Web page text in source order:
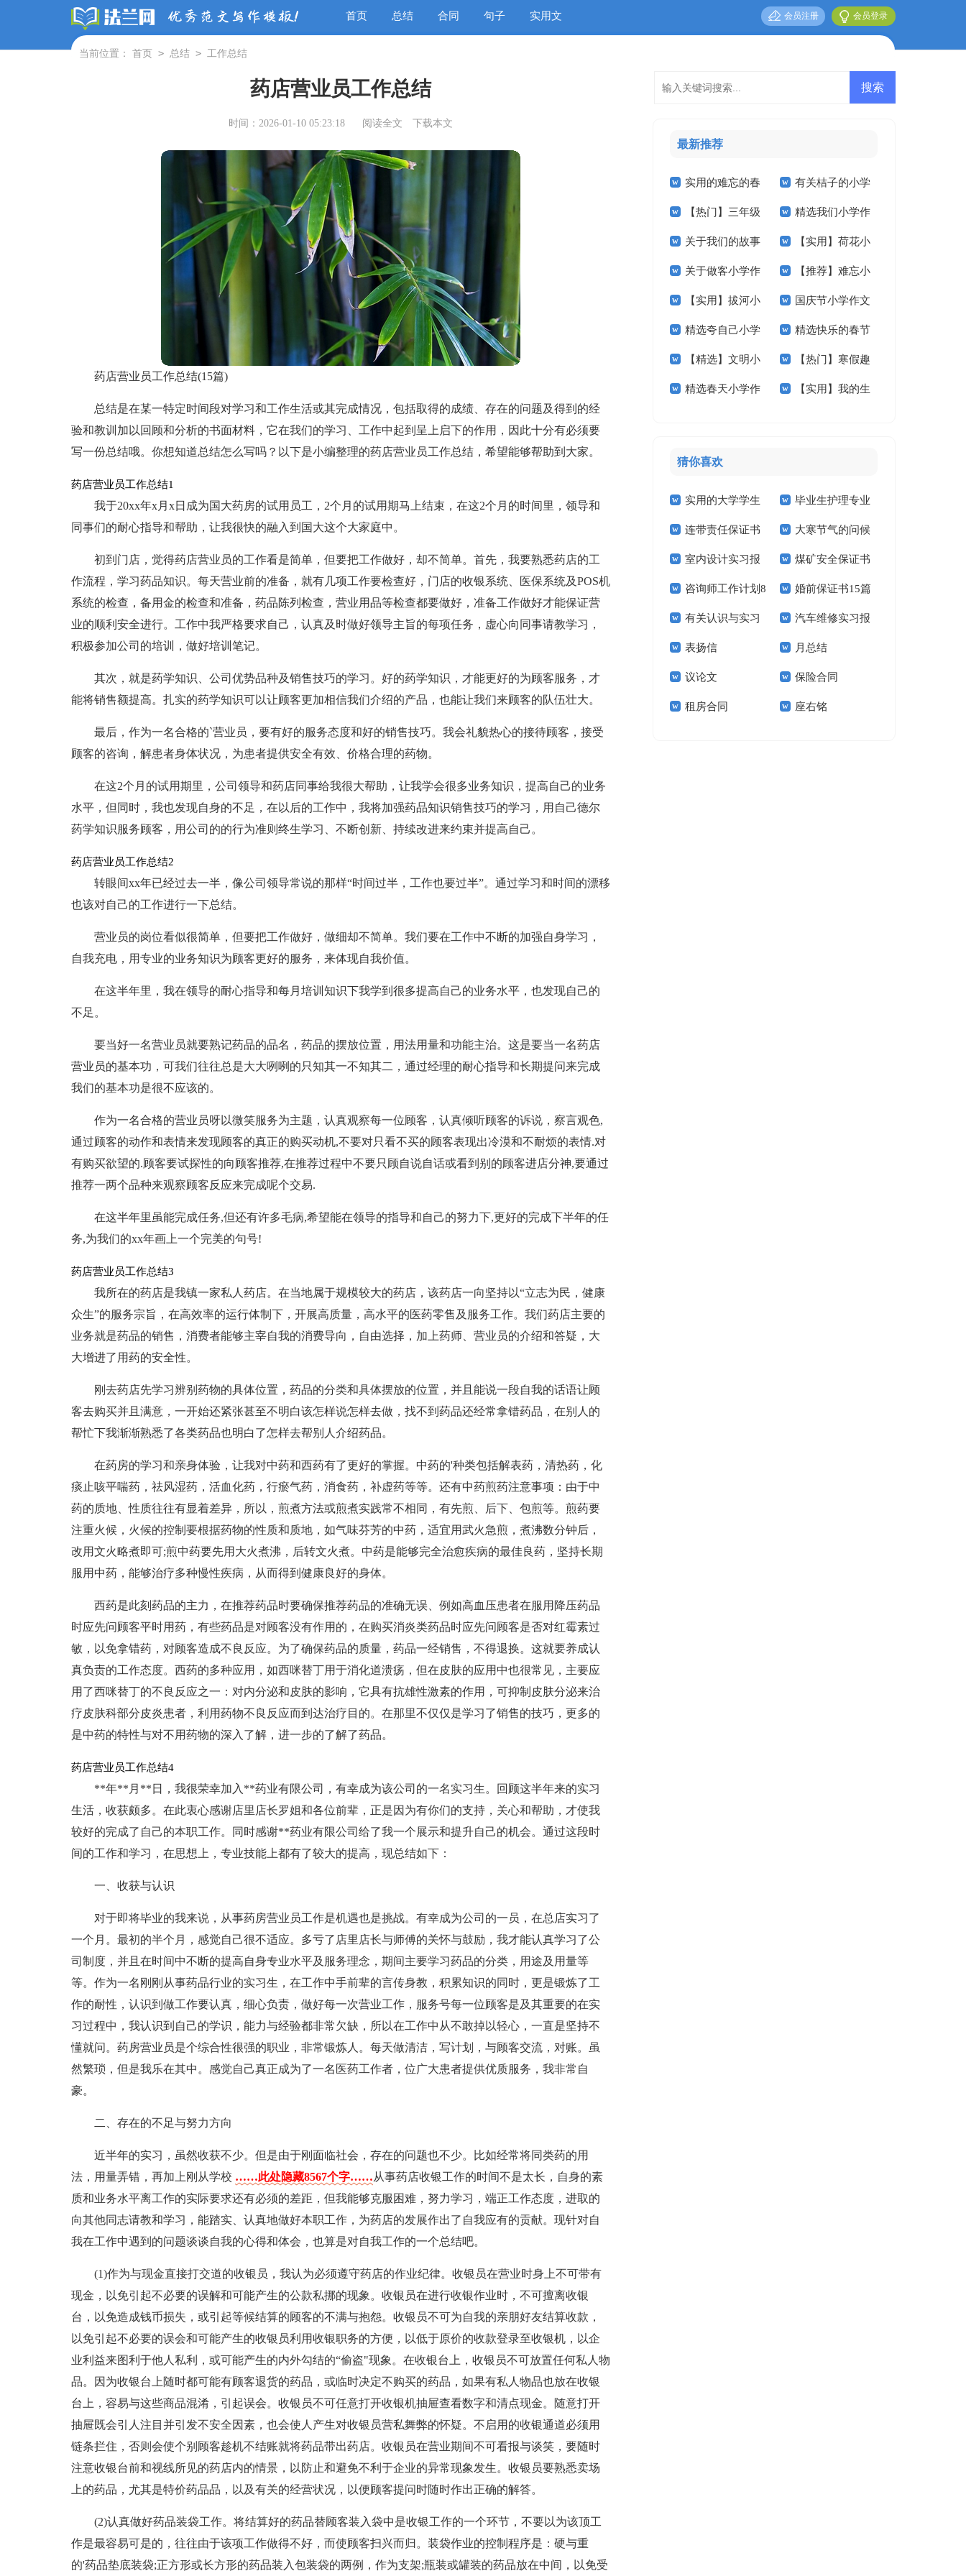
首页 总结 合同 句子 实用文 会员登录
会员注册
当前位置： 首页 > 总结 > 工作总结
药店营业员工作总结
时间：2026-01-10 05:23:18 阅读全文 下载本文
药店营业员工作总结(15篇)
总结是在某一特定时间段对学习和工作生活或其完成情况，包括取得的成绩、存在的问题及得到的经
验和教训加以回顾和分析的书面材料，它在我们的学习、工作中起到呈上启下的作用，因此十分有必须要
写一份总结哦。你想知道总结怎么写吗？以下是小编整理的药店营业员工作总结，希望能够帮助到大家。
药店营业员工作总结1
我于20xx年x月x日成为国大药房的试用员工，2个月的试用期马上结束，在这2个月的时间里，领导和
同事们的耐心指导和帮助，让我很快的融入到国大这个大家庭中。
初到门店，觉得药店营业员的工作看是简单，但要把工作做好，却不简单。首先，我要熟悉药店的工
作流程，学习药品知识。每天营业前的准备，就有几项工作要检查好，门店的收银系统、医保系统及POS机
系统的检查，备用金的检查和准备，药品陈列检查，营业用品等检查都要做好，准备工作做好才能保证营
业的顺利安全进行。工作中我严格要求自己，认真及时做好领导主旨的每项任务，虚心向同事请教学习，
积极参加公司的培训，做好培训笔记。
其次，就是药学知识、公司优势品种及销售技巧的学习。好的药学知识，才能更好的为顾客服务，才
能将销售额提高。扎实的药学知识可以让顾客更加相信我们介绍的产品，也能让我们来顾客的队伍壮大。
最后，作为一名合格的`营业员，要有好的服务态度和好的销售技巧。我会礼貌热心的接待顾客，接受
顾客的咨询，解患者身体状况，为患者提供安全有效、价格合理的药物。
在这2个月的试用期里，公司领导和药店同事给我很大帮助，让我学会很多业务知识，提高自己的业务
水平，但同时，我也发现自身的不足，在以后的工作中，我将加强药品知识销售技巧的学习，用自己德尔
药学知识服务顾客，用公司的的行为准则终生学习、不断创新、持续改进来约束并提高自己。
药店营业员工作总结2
转眼间xx年已经过去一半，像公司领导常说的那样“时间过半，工作也要过半”。通过学习和时间的漂移
也该对自己的工作进行一下总结。
营业员的岗位看似很简单，但要把工作做好，做细却不简单。我们要在工作中不断的加强自身学习，
自我充电，用专业的业务知识为顾客更好的服务，来体现自我价值。
在这半年里，我在领导的耐心指导和每月培训知识下我学到很多提高自己的业务水平，也发现自己的
不足。
要当好一名营业员就要熟记药品的品名，药品的摆放位置，用法用量和功能主治。这是要当一名药店
营业员的基本功，可我们往往总是大大咧咧的只知其一不知其二，通过经理的耐心指导和长期提问来完成
我们的基本功是很不应该的。
作为一名合格的营业员呀以微笑服务为主题，认真观察每一位顾客，认真倾听顾客的诉说，察言观色,
通过顾客的动作和表情来发现顾客的真正的购买动机,不要对只看不买的顾客表现出冷漠和不耐烦的表情.对
有购买欲望的.顾客要试探性的向顾客推荐,在推荐过程中不要只顾自说自话或看到别的顾客进店分神,要通过
推荐一两个品种来观察顾客反应来完成呢个交易.
在这半年里虽能完成任务,但还有许多毛病,希望能在领导的指导和自己的努力下,更好的完成下半年的任
务,为我们的xx年画上一个完美的句号!
药店营业员工作总结3
我所在的药店是我镇一家私人药店。在当地属于规模较大的药店，该药店一向坚持以“立志为民，健康
众生”的服务宗旨，在高效率的运行体制下，开展高质量，高水平的医药零售及服务工作。我们药店主要的
业务就是药品的销售，消费者能够主宰自我的消费导向，自由选择，加上药师、营业员的介绍和答疑，大
大增进了用药的安全性。
刚去药店先学习辨别药物的具体位置，药品的分类和具体摆放的位置，并且能说一段自我的话语让顾
客去购买并且满意，一开始还紧张甚至不明白该怎样说怎样去做，找不到药品还经常拿错药品，在别人的
帮忙下我渐渐熟悉了各类药品也明白了怎样去帮别人介绍药品。
在药房的学习和亲身体验，让我对中药和西药有了更好的掌握。中药的'种类包括解表药，清热药，化
痰止咳平喘药，祛风湿药，活血化药，行瘀气药，消食药，补虚药等等。还有中药煎药注意事项：由于中
药的质地、性质往往有显着差异，所以，煎煮方法或煎煮实践常不相同，有先煎、后下、包煎等。煎药要
注重火候，火候的控制要根据药物的性质和质地，如气味芬芳的中药，适宜用武火急煎，煮沸数分钟后，
改用文火略煮即可;煎中药要先用大火煮沸，后转文火煮。中药是能够完全治愈疾病的最佳良药，坚持长期
服用中药，能够治疗多种慢性疾病，从而得到健康良好的身体。
西药是此刻药品的主力，在推荐药品时要确保推荐药品的准确无误、例如高血压患者在服用降压药品
时应先问顾客平时用药，有些药品是对顾客没有作用的，在购买消炎类药品时应先问顾客是否对红霉素过
敏，以免拿错药，对顾客造成不良反应。为了确保药品的质量，药品一经销售，不得退换。这就要养成认
真负责的工作态度。西药的多种应用，如西咪替丁用于消化道溃疡，但在皮肤的应用中也很常见，主要应
用了西咪替丁的不良反应之一：对内分泌和皮肤的影响，它具有抗雄性激素的作用，可抑制皮肤分泌来治
疗皮肤科部分皮炎患者，利用药物不良反应而到达治疗目的。在那里不仅仅是学习了销售的技巧，更多的
是中药的特性与对不用药物的深入了解，进一步的了解了药品。
药店营业员工作总结4
**年**月**日，我很荣幸加入**药业有限公司，有幸成为该公司的一名实习生。回顾这半年来的实习
生活，收获颇多。在此衷心感谢店里店长罗姐和各位前辈，正是因为有你们的支持，关心和帮助，才使我
较好的完成了自己的本职工作。同时感谢**药业有限公司给了我一个展示和提升自己的机会。通过这段时
间的工作和学习，在思想上，专业技能上都有了较大的提高，现总结如下：
一、收获与认识
对于即将毕业的我来说，从事药房营业员工作是机遇也是挑战。有幸成为公司的一员，在总店实习了
一个月。最初的半个月，感觉自己很不适应。多亏了店里店长与师傅的关怀与鼓励，我才能认真学习了公
司制度，并且在时间中不断的提高自身专业水平及服务理念，期间主要学习药品的分类，用途及用量等
等。作为一名刚刚从事药品行业的实习生，在工作中手前辈的言传身教，积累知识的同时，更是锻炼了工
作的耐性，认识到做工作要认真，细心负责，做好每一次营业工作，服务号每一位顾客是及其重要的在实
习过程中，我认识到自己的学识，能力与经验都非常欠缺，所以在工作中从不敢掉以轻心，一直是坚持不
懂就问。药房营业员是个综合性很强的职业，非常锻炼人。每天做清洁，写计划，与顾客交流，对账。虽
然繁琐，但是我乐在其中。感觉自己真正成为了一名医药工作者，位广大患者提供优质服务，我非常自
豪。
二、存在的不足与努力方向
近半年的实习，虽然收获不少。但是由于刚面临社会，存在的问题也不少。比如经常将同类药的用
法，用量弄错，再加上刚从学校 ……此处隐藏8567个字……从事药店收银工作的时间不是太长，自身的素
质和业务水平离工作的实际要求还有必须的差距，但我能够克服困难，努力学习，端正工作态度，进取的
向其他同志请教和学习，能踏实、认真地做好本职工作，为药店的发展作出了自我应有的贡献。现针对自
我在工作中遇到的问题谈谈自我的心得和体会，也算是对自我工作的一个总结吧。
(1)作为与现金直接打交道的收银员，我认为必须遵守药店的作业纪律。收银员在营业时身上不可带有
现金，以免引起不必要的误解和可能产生的公款私挪的现象。收银员在进行收银作业时，不可擅离收银
台，以免造成钱币损失，或引起等候结算的顾客的不满与抱怨。收银员不可为自我的亲朋好友结算收款，
以免引起不必要的误会和可能产生的收银员利用收银职务的方便，以低于原价的收款登录至收银机，以企
业利益来图利于他人私利，或可能产生的内外勾结的“偷盗"现象。在收银台上，收银员不可放置任何私人物
品。因为收银台上随时都可能有顾客退货的药品，或临时决定不购买的药品，如果有私人物品也放在收银
台上，容易与这些商品混淆，引起误会。收银员不可任意打开收银机抽屉查看数字和清点现金。随意打开
抽屉既会引人注目并引发不安全因素，也会使人产生对收银员营私舞弊的怀疑。不启用的收银通道必须用
链条拦住，否则会使个别顾客趁机不结账就将药品带出药店。收银员在营业期间不可看报与谈笑，要随时
注意收银台前和视线所见的药店内的情景，以防止和避免不利于企业的异常现象发生。收银员要熟悉卖场
上的药品，尤其是特价药品品，以及有关的经营状况，以便顾客提问时随时作出正确的解答。
(2)认真做好药品装袋工作。将结算好的药品替顾客装入袋中是收银工作的一个环节，不要以为该顶工
作是最容易可是的，往往由于该项工作做得不好，而使顾客扫兴而归。装袋作业的控制程序是：硬与重
的'药品垫底装袋;正方形或长方形的药品装入包装袋的两例，作为支架;瓶装或罐装的药品放在中间，以免受
最新推荐
实用的难忘的春
节小学作文合集6篇
有关桔子的小学
作文锦集8篇
【热门】三年级
小学作文8篇
精选我们小学作
文300字合集九篇
关于我们的故事
小学作文7篇
【实用】荷花小
学作文七篇
关于做客小学作
文汇总五篇
【推荐】难忘小
学作文300字五篇
【实用】拔河小
学作文锦集10篇
国庆节小学作文
五篇
精选夸自己小学
作文400字四篇
精选快乐的春节
小学作文汇总八篇
【精选】文明小
学作文300字7篇
【热门】寒假趣
事小学作文合集9篇
精选春天小学作 【实用】我的生
猜你喜欢
实用的大学学生
实习报告范文锦集六
篇
毕业生护理专业
求职信精选15篇
连带责任保证书 大寒节气的问候
祝福语
室内设计实习报
告汇编15篇
煤矿安全保证书
(15篇)
咨询师工作计划8
篇
婚前保证书15篇
有关认识与实习
报告模板集锦十篇
汽车维修实习报
告(汇编15篇)
表扬信 月总结
议论文 保险合同
租房合同 座右铭